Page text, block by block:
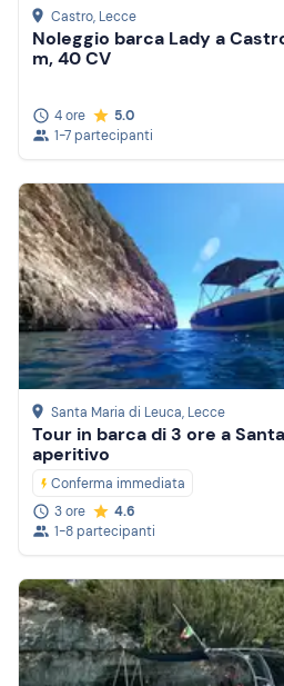
Castro, Lecce
Noleggio barca Lady a
m, 40 CV
4 ore
5.0
1-7 partecipanti
Santa Maria di Leuca, Lecce
Tour in barca di 3 ore a
aperitivo
Conferma immediata
3 ore
4.6
1-8 partecipanti